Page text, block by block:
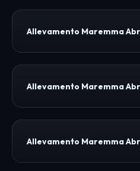
Allevamento Maremma
Allevamento Maremma
Allevamento Maremma